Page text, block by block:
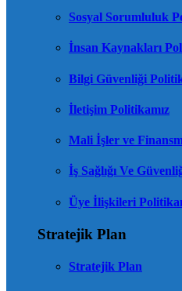
Sosyal Sorumluluk
İnsan Kaynakları
Bilgi Güvenliği
İletişim Politikamız
Mali İşler ve
İş Sağlığı Ve
Üye İlişkileri
Stratejik Plan
Stratejik Plan